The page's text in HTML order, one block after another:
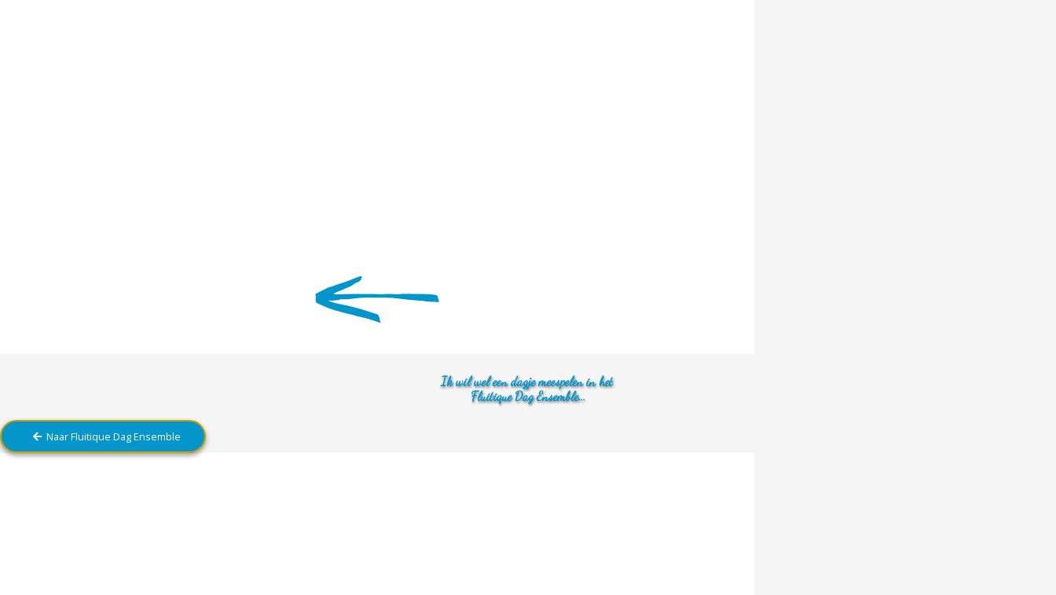
Ik wil wel een dagje meespelen in het
Fluitique Dag Ensemble...
Naar Fluitique Dag Ensemble